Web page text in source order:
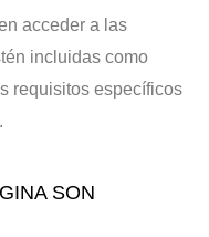
acceder a las
incluidas como
requisitos específicos
SON